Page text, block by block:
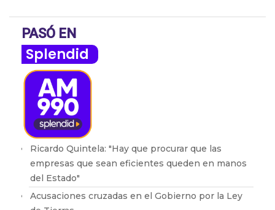
PASÓ EN
Splendid
Ricardo Quintela: "Hay que procurar que las
empresas que sean eficientes queden en manos
del Estado"
Acusaciones cruzadas en el Gobierno por la Ley